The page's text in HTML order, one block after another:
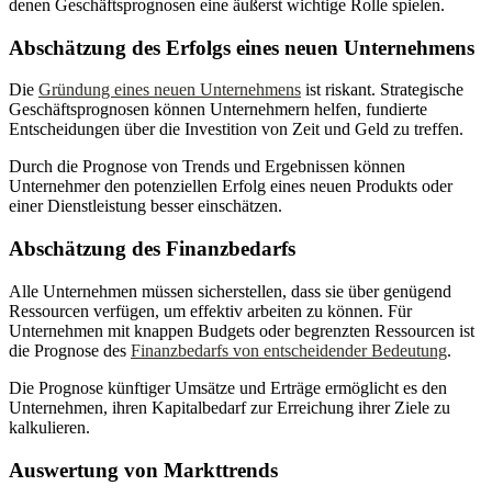
denen Geschäftsprognosen eine äußerst wichtige Rolle spielen.
Abschätzung des Erfolgs eines neuen Unternehmens
Die Gründung eines neuen Unternehmens ist riskant. Strategische
Geschäftsprognosen können Unternehmern helfen, fundierte
Entscheidungen über die Investition von Zeit und Geld zu treffen.
Durch die Prognose von Trends und Ergebnissen können
Unternehmer den potenziellen Erfolg eines neuen Produkts oder
einer Dienstleistung besser einschätzen.
Abschätzung des Finanzbedarfs
Alle Unternehmen müssen sicherstellen, dass sie über genügend
Ressourcen verfügen, um effektiv arbeiten zu können. Für
Unternehmen mit knappen Budgets oder begrenzten Ressourcen ist
die Prognose des Finanzbedarfs von entscheidender Bedeutung.
Die Prognose künftiger Umsätze und Erträge ermöglicht es den
Unternehmen, ihren Kapitalbedarf zur Erreichung ihrer Ziele zu
kalkulieren.
Auswertung von Markttrends